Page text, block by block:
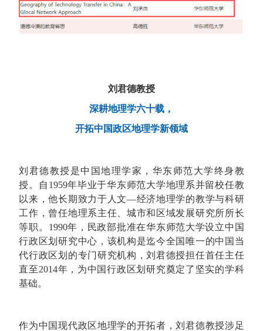
刘君德教授
深耕地理学六十载，
开拓中国政区地理学新领域
刘君德教授是中国地理学家，华东师范大学终身教
授。自1959年毕业于华东师范大学地理系并留校任教
以来，他长期致力于人文—经济地理学的教学与科研
工作，曾任地理系主任、城市和区域发展研究所所长
等职。1990年，民政部批准在华东师范大学设立中国
行政区划研究中心，该机构是迄今全国唯一的中国当
代行政区划的专门研究机构，刘君德授担任首任主任
直至2014年，为中国行政区划研究奠定了坚实的学科
基础。
作为中国现代政区地理学的开拓者，刘君德教授涉足